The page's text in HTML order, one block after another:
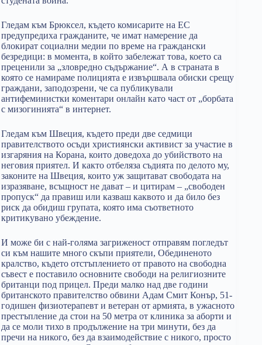
Гледам към Брюксел, където комисарите на ЕС
предупредиха гражданите, че имат намерение да
блокират социални медии по време на граждански
безредици: в момента, в който забележат това, което са
преценили за „зловредно съдържание“. А в страната в
която се намираме полицията е извършвала обиски срещу
граждани, заподозрени, че са публикували
антифеминистки коментари онлайн като част от „борбата
с мизогинията“ в интернет.
Гледам към Швеция, където преди две седмици
правителството осъди християнски активист за участие в
изгаряния на Корана, които доведоха до убийството на
неговия приятел. И както отбеляза съдията по делото му,
законите на Швеция, които уж защитават свободата на
изразяване, всъщност не дават – и цитирам – „свободен
пропуск“ да правиш или казваш каквото и да било без
риск да обидиш групата, която има съответното
критикувано убеждение.
И може би с най-голяма загриженост отправям погледът
си към нашите много скъпи приятели, Обединеното
кралство, където отстъплението от правото на свободна
съвест е поставило основните свободи на религиозните
британци под прицел. Преди малко над две години
британското правителство обвини Адам Смит Конър, 51-
годишен физиотерапевт и ветеран от армията, в ужасното
престъпление да стои на 50 метра от клиника за аборти и
да се моли тихо в продължение на три минути, без да
пречи на никого, без да взаимодействие с никого, просто